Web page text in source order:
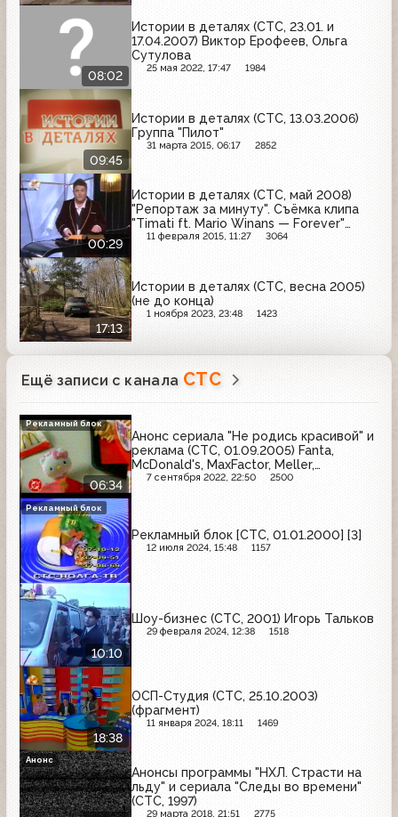
08:02
Истории в деталях (СТС, 23.01. и
17.04.2007) Виктор Ерофеев, Ольга
Сутулова
25 мая 2022, 17:47 1984
09:45
Истории в деталях (СТС, 13.03.2006)
Группа "Пилот"
31 марта 2015, 06:17 2852
00:29
Истории в деталях (СТС, май 2008)
"Репортаж за минуту". Съёмка клипа
"Timati ft. Mario Winans — Forever"
(фрагмент)
11 февраля 2015, 11:27 3064
17:13
Истории в деталях (СТС, весна 2005)
(не до конца)
1 ноября 2023, 23:48 1423
Ещё записи с канала СТС
06:34
Анонс сериала "Не родись красивой" и
реклама (СТС, 01.09.2005) Fanta,
McDonald's, MaxFactor, Meller,
Clean&Clear, Кулинария с
7 сентября 2022, 22:50 2500
Рекламный блок
Рекламный блок [СТС, 01.01.2000] [3]
12 июля 2024, 15:48 1157
Рекламный блок
10:10
Шоу-бизнес (СТС, 2001) Игорь Тальков
29 февраля 2024, 12:38 1518
18:38
ОСП-Студия (СТС, 25.10.2003)
(фрагмент)
11 января 2024, 18:11 1469
Анонсы программы "НХЛ. Страсти на
льду" и сериала "Следы во времени"
(СТС, 1997)
29 марта 2018, 21:51 2775
Анонс